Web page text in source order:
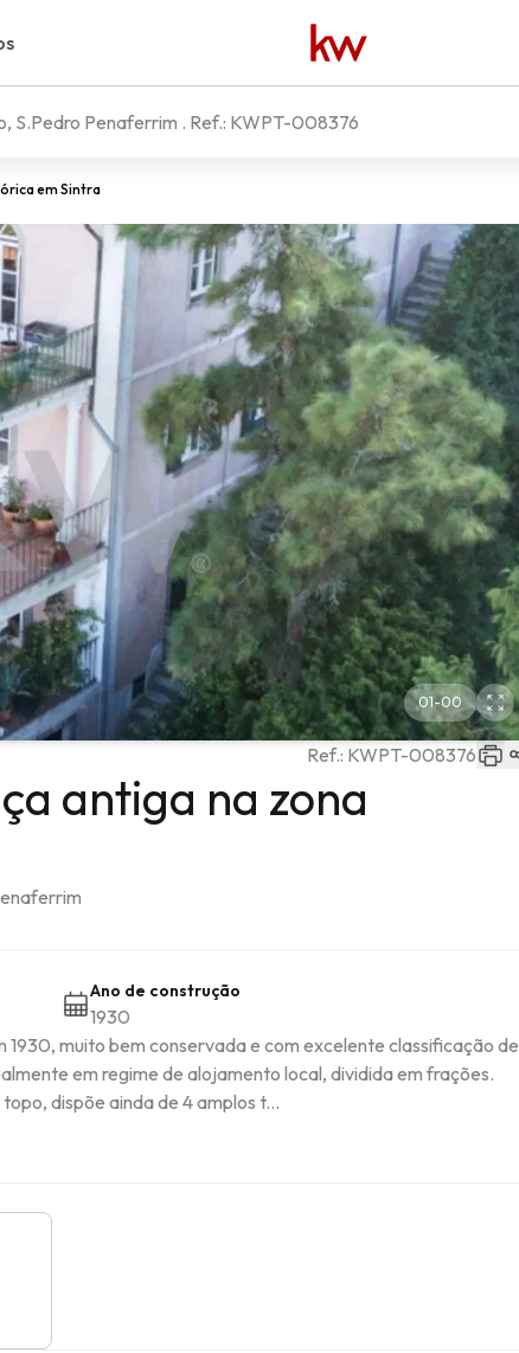
em Sintra
S.Pedro Penaferrim . Ref.: KWPT-008376
01-00
Ref.: KWPT-008376
antiga na zona
Ano de construção
1930
1930, muito bem conservada e com excelente classificação de
em regime de alojamento local, dividida em frações.
dispõe ainda de 4 amplos t...